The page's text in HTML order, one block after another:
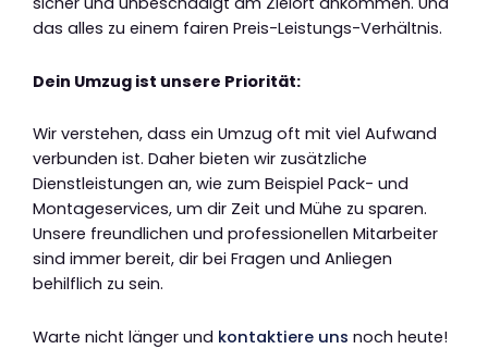
das alles zu einem fairen Preis-Leistungs-Verhältnis.
Dein Umzug ist unsere Priorität:
Wir verstehen, dass ein Umzug oft mit viel Aufwand
verbunden ist. Daher bieten wir zusätzliche
Dienstleistungen an, wie zum Beispiel Pack- und
Montageservices, um dir Zeit und Mühe zu sparen.
Unsere freundlichen und professionellen Mitarbeiter
sind immer bereit, dir bei Fragen und Anliegen
behilflich zu sein.
Warte nicht länger und kontaktiere uns noch heute!